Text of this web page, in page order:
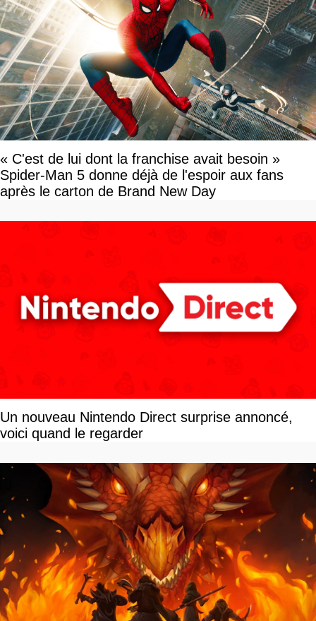
« C'est de lui dont la franchise avait besoin »
Spider-Man 5 donne déjà de l'espoir aux fans
après le carton de Brand New Day
Un nouveau Nintendo Direct surprise annoncé,
voici quand le regarder